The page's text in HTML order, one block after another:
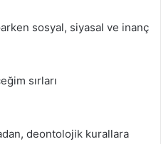
sosyal, siyasal ve inanç
sırları
deontolojik kurallara